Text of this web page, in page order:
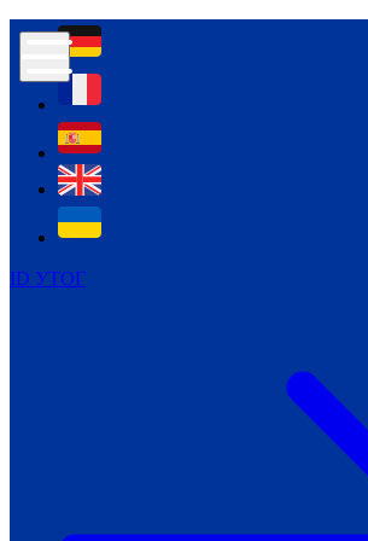
ID УТОГ
Контур психологічної безпеки
челендж
Молодіжний
мова для мене
Репортажі
інклюзивних